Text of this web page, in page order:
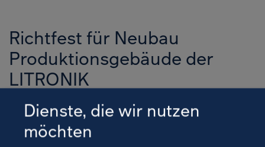
Richtfest für Neubau
Produktionsgebäude der
LITRONIK
Batterietechnologie GmbH in
Pirna
Dienste, die wir nutzen
möchten